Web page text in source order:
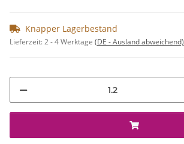
Knapper Lagerbestand
Lieferzeit:2 - 4 Werktage (DE - Ausland abweichend)